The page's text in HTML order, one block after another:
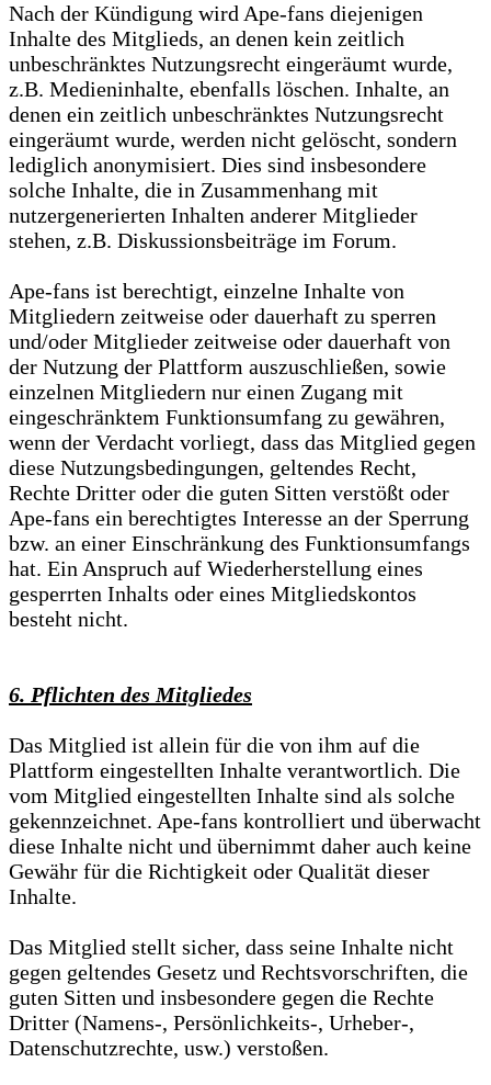
Nach der Kündigung wird Ape-fans diejenigen
Inhalte des Mitglieds, an denen kein zeitlich
unbeschränktes Nutzungsrecht eingeräumt wurde,
z.B. Medieninhalte, ebenfalls löschen. Inhalte, an
denen ein zeitlich unbeschränktes Nutzungsrecht
eingeräumt wurde, werden nicht gelöscht, sondern
lediglich anonymisiert. Dies sind insbesondere
solche Inhalte, die in Zusammenhang mit
nutzergenerierten Inhalten anderer Mitglieder
stehen, z.B. Diskussionsbeiträge im Forum.
Ape-fans ist berechtigt, einzelne Inhalte von
Mitgliedern zeitweise oder dauerhaft zu sperren
und/oder Mitglieder zeitweise oder dauerhaft von
der Nutzung der Plattform auszuschließen, sowie
einzelnen Mitgliedern nur einen Zugang mit
eingeschränktem Funktionsumfang zu gewähren,
wenn der Verdacht vorliegt, dass das Mitglied gegen
diese Nutzungsbedingungen, geltendes Recht,
Rechte Dritter oder die guten Sitten verstößt oder
Ape-fans ein berechtigtes Interesse an der Sperrung
bzw. an einer Einschränkung des Funktionsumfangs
hat. Ein Anspruch auf Wiederherstellung eines
gesperrten Inhalts oder eines Mitgliedskontos
besteht nicht.
6. Pflichten des Mitgliedes
Das Mitglied ist allein für die von ihm auf die
Plattform eingestellten Inhalte verantwortlich. Die
vom Mitglied eingestellten Inhalte sind als solche
gekennzeichnet. Ape-fans kontrolliert und überwacht
diese Inhalte nicht und übernimmt daher auch keine
Gewähr für die Richtigkeit oder Qualität dieser
Inhalte.
Das Mitglied stellt sicher, dass seine Inhalte nicht
gegen geltendes Gesetz und Rechtsvorschriften, die
guten Sitten und insbesondere gegen die Rechte
Dritter (Namens-, Persönlichkeits-, Urheber-,
Datenschutzrechte, usw.) verstoßen.